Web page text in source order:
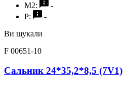
M2:
-
P:
-
Ви шукали
F 00651-10
Сальник 24*35,2*8,5 (7V1)